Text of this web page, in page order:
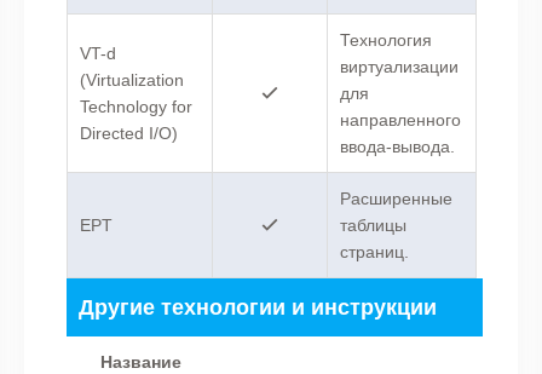
VT-d
(Virtualization
Technology for
Directed I/O)
Технология
виртуализации
для
направленного
ввода-вывода.
EPT
Расширенные
таблицы
страниц.
Другие технологии и инструкции
Название